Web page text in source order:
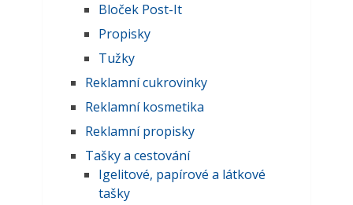
Bloček Post-It
Propisky
Tužky
Reklamní cukrovinky
Reklamní kosmetika
Reklamní propisky
Tašky a cestování
Igelitové, papírové a látkové
tašky